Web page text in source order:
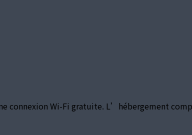
connexion Wi-Fi gratuite. L’hébergement